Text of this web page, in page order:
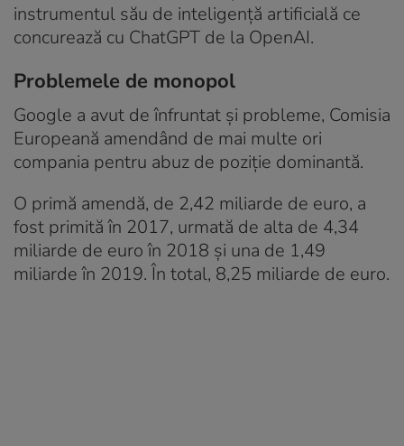
instrumentul său de inteligență artificială ce
concurează cu ChatGPT de la OpenAI.
Problemele de monopol
Google a avut de înfruntat și probleme, Comisia
Europeană amendând de mai multe ori
compania pentru abuz de poziție dominantă.
O primă amendă, de 2,42 miliarde de euro, a
fost primită în 2017, urmată de alta de 4,34
miliarde de euro în 2018 și una de 1,49
miliarde în 2019. În total, 8,25 miliarde de euro.